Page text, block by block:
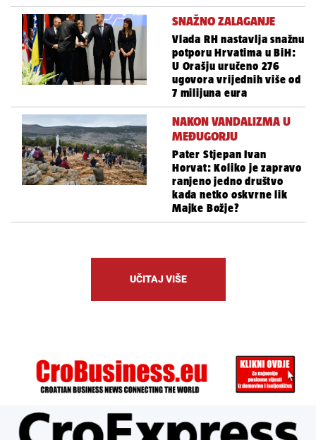
SNAŽNO ZALAGANJE
Vlada RH nastavlja snažnu
potporu Hrvatima u BiH:
U Orašju uručeno 276
ugovora vrijednih više od
7 milijuna eura
NAKON VANDALIZMA U
MEĐUGORJU
Pater Stjepan Ivan
Horvat: Koliko je zapravo
ranjeno jedno društvo
kada netko oskvrne lik
Majke Božje?
UČITAJ VIŠE